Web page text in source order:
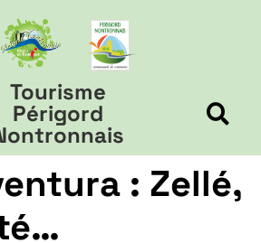
Tourisme
Périgord
: Zellé,